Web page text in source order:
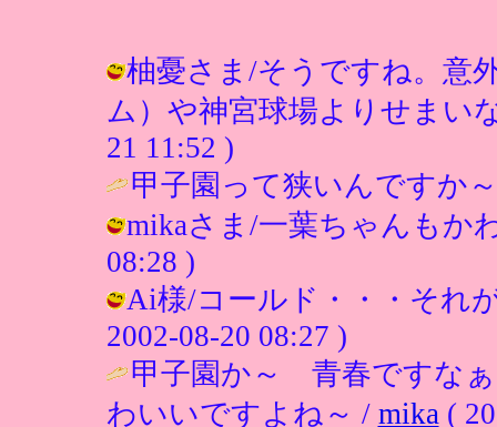
柚憂さま/そうですね。意
ム）や神宮球場よりせまい
21 11:52 )
甲子園って狭いんですか
mikaさま/一葉ちゃんもか
08:28 )
Ai様/コールド・・・それ
2002-08-20 08:27 )
甲子園か～ 青春です
わいいですよね～ / mika (